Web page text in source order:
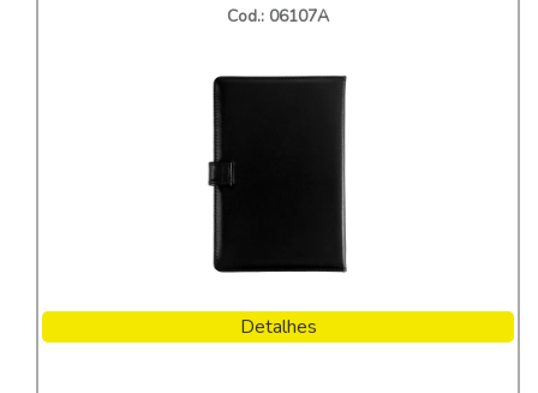
Cod.: 06107A
Detalhes